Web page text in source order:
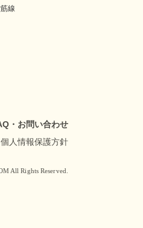
線
・お問い合わせ
個人情報保護方針
All Rights Reserved.